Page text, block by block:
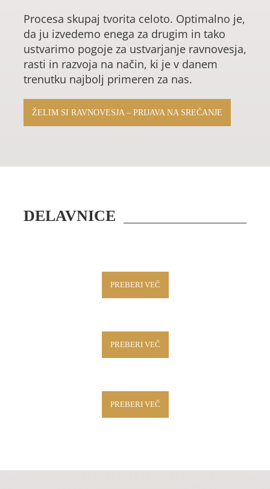
Procesa skupaj tvorita celoto. Optimalno je,
da ju izvedemo enega za drugim in tako
ustvarimo pogoje za ustvarjanje ravnovesja,
rasti in razvoja na način, ki je v danem
trenutku najbolj primeren za nas.
ŽELIM SI RAVNOVESJA – PRIJAVA NA SREČANJE
DELAVNICE
PREBERI VEČ
PREBERI VEČ
PREBERI VEČ